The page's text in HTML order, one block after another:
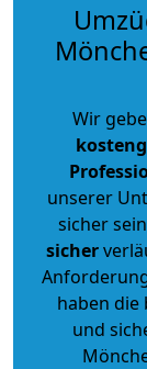
Wir
unserer
sicher
sicher
haben die
und